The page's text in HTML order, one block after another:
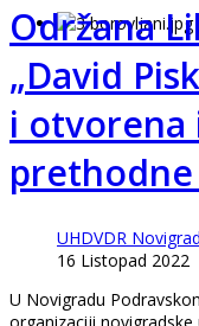
Održana
„David
i otvorena
UHDVDR
16 Listopad 2022
U Novigradu
organizaciji